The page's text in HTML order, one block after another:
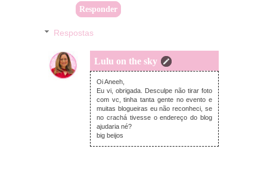
Responder
Respostas
Lulu on the sky
segunda-feira, agosto 25, 2014
Oi Aneeh,
Eu vi, obrigada. Desculpe não tirar foto
com vc, tinha tanta gente no evento e
muitas blogueiras eu não reconheci, se
no crachá tivesse o endereço do blog
ajudaria né?
big beijos